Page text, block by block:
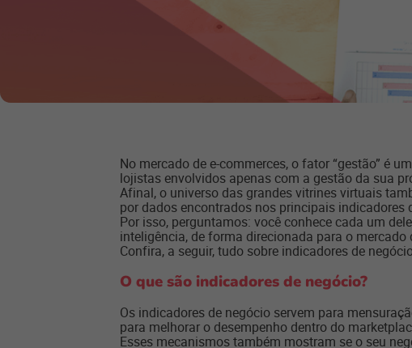
No mercado de e-commerces, o fator “gestão” é
lojistas envolvidos apenas com a gestão da sua
Afinal, o universo das grandes vitrines virtuais
por dados encontrados nos principais indicadores
Por isso, perguntamos: você conhece cada um
inteligência, de forma direcionada para o mercado
Confira, a seguir, tudo sobre indicadores de
O que são indicadores de negócio?
Os indicadores de negócio servem para
para melhorar o desempenho dentro do
Esses mecanismos também mostram se o seu